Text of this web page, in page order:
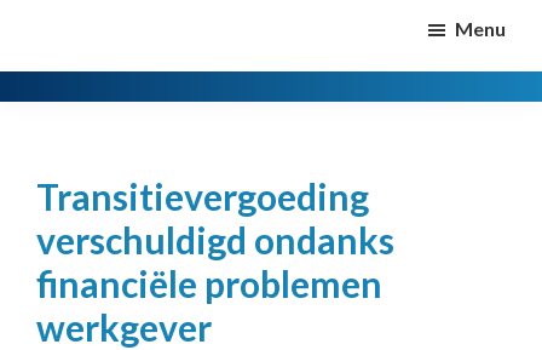
Menu
Transitievergoeding
verschuldigd ondanks
financiële problemen
werkgever